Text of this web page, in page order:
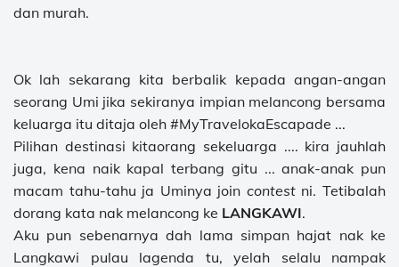
dan murah.
Ok lah sekarang kita berbalik kepada angan-angan
seorang Umi jika sekiranya impian melancong bersama
keluarga itu ditaja oleh #MyTravelokaEscapade ...
Pilihan destinasi kitaorang sekeluarga .... kira jauhlah
juga, kena naik kapal terbang gitu ... anak-anak pun
macam tahu-tahu ja Uminya join contestni. Tetibalah
dorang kata nak melancong ke LANGKAWI.
Aku pun sebenarnya dah lama simpan hajat nak ke
Langkawi pulau lagenda tu, yelah selalu nampak